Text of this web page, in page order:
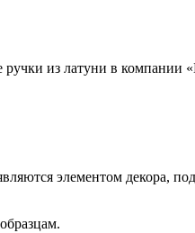
из латуни в
элементом декора,